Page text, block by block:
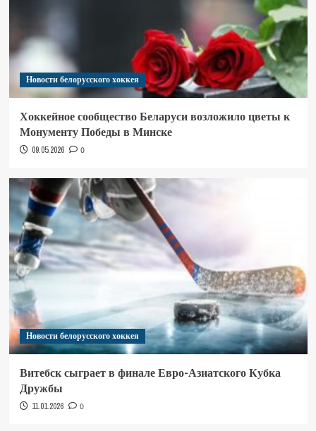
Новости белорусского хоккея
Хоккейное сообщество Беларуси возложило цветы к
Монументу Победы в Минске
09.05.2026 0
Новости белорусского хоккея
Витебск сыграет в финале Евро-Азиатского Кубка
Дружбы
11.01.2026 0